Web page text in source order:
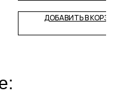
ДОБАВИТЬ В